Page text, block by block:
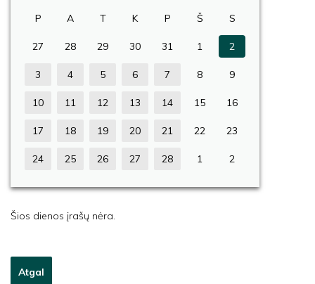
P A T K P Š S
27 28 29 30 31 1 2
3 4 5 6 7 8 9
10 11 12 13 14 15 16
17 18 19 20 21 22 23
24 25 26 27 28 1 2
Šios dienos įrašų nėra.
Atgal